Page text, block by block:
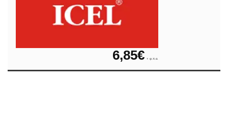
6,85€ + φ.π.α.